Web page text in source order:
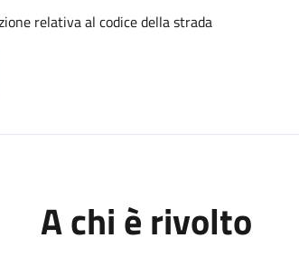
relativa al codice della strada
A chi è rivolto